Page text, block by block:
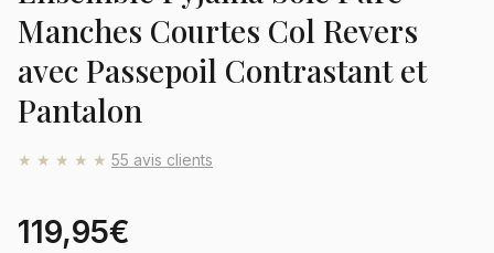
Manches Courtes Col Revers
avec Passepoil Contrastant et
Pantalon
★★★★★ 55 avis clients
119,95€